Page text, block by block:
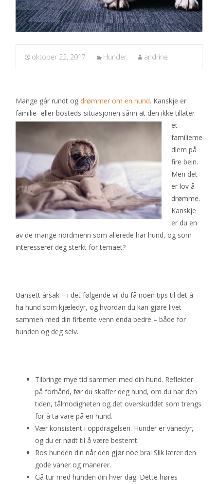
oktober 22, 2017 Hunder andrine
Mange går rundt og drømmer om en hund. Kanskje er
familie- eller bosteds-situasjonen sånn at den ikke tillater
et
familieme
dlem på
fire bein.
Men det
er lov å
drømme.
Kanskje
er du en
av de mange nordmenn som allerede har hund, og som
interesserer deg sterkt for temaet?
Uansett årsak – i det følgende vil du få noen tips til det å
ha hund som kjæledyr, og hvordan du kan gjøre livet
sammen med din firbente venn enda bedre – både for
hunden og deg selv.
Tilbringe mye tid sammen med din hund. Reflekter
på forhånd, før du skaffer deg hund, om du har den
tiden, tålmodigheten og det overskuddet som trengs
for å ta vare på en hund.
Vær konsistent i oppdragelsen. Hunder er vanedyr,
og du er nødt til å være bestemt.
Ros hunden din når den gjør noe bra! Slik lærer den
gode vaner og manerer.
Gå tur med hunden din hver dag. Dette høres